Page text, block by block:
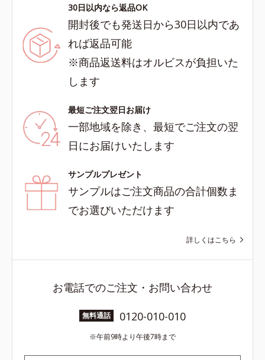
30日以内なら返品OK
開封後でも発送日から30日以内であ
れば返品可能
※商品返送料はオルビスが負担いた
します
最短ご注文翌日お届け
一部地域を除き、最短でご注文の翌
日にお届けいたします
サンプルプレゼント
サンプルはご注文商品の合計個数ま
でお選びいただけます
詳しくはこちら
お電話でのご注文・お問い合わせ
無料通話 0120-010-010
午前9時より午後7時まで